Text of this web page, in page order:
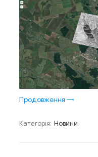
Продовження →
Категорія: Новини